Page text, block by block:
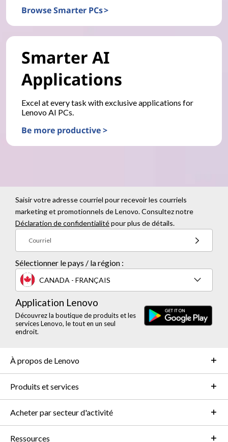
Browse Smarter PCs >
Smarter AI
Applications
Excel at every task with exclusive applications for
Lenovo AI PCs.
Be more productive >
Saisir votre adresse courriel pour recevoir les courriels
marketing et promotionnels de Lenovo. Consultez notre
Déclaration de confidentialitépour plus de détails.
Courriel
Sélectionner le pays / la région :
CANADA - FRANÇAIS
Application Lenovo
Découvrez la boutique de produits et les
services Lenovo, le tout en un seul
endroit.
À propos de Lenovo
Produits et services
Acheter par secteur d'activité
Ressources